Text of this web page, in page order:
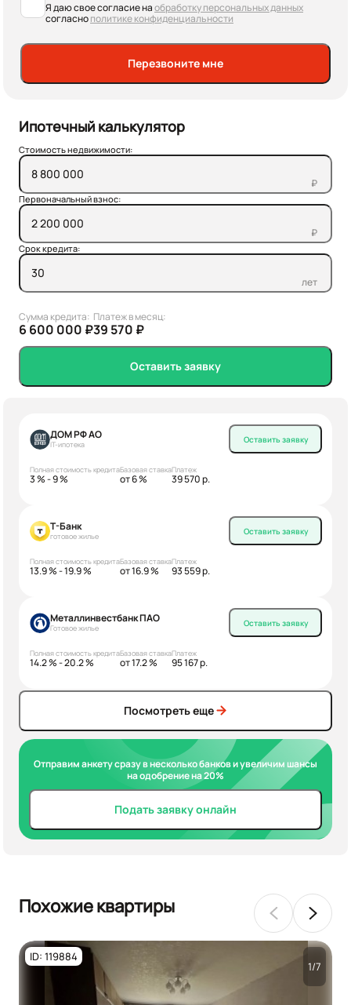
Я даю свое согласие наобработку персональных данных
согласнополитике конфиденциальности
Перезвоните мне
Ипотечный калькулятор
Стоимость недвижимости:
₽
Первоначальный взнос:
₽
Срок кредита:
лет
Сумма кредита:
6 600 000 ₽
Платеж в месяц:
39 570 ₽
Оставить заявку
ДОМ РФ АО
IT-ипотека
Полная стоимость кредита
3 % - 9 %
Базовая ставка
от 6 %
Платеж
39 570 р.
Оставить заявку
Т-Банк
готовое жилье
Полная стоимость кредита
13.9 % - 19.9 %
Базовая ставка
от 16.9 %
Платеж
93 559 р.
Оставить заявку
Металлинвестбанк ПАО
Готовое жилье
Полная стоимость кредита
14.2 % - 20.2 %
Базовая ставка
от 17.2 %
Платеж
95 167 р.
Оставить заявку
Посмотреть еще
Отправим анкету сразу в несколько банков и увеличим шансы
на одобрение на 20%
Подать заявку онлайн
Похожие квартиры
ID: 119884
1/7